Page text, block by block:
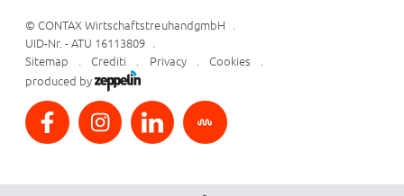
©CONTAX WirtschaftstreuhandgmbH
UID-Nr. - ATU 16113809
Sitemap
Crediti Privacy
Cookies
produced by